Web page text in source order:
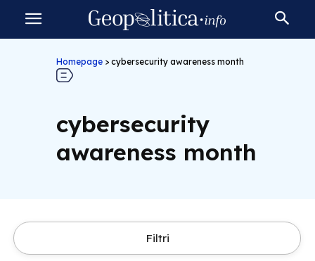
Homepage > cybersecurity awareness month
cybersecurity
awareness month
Filtri